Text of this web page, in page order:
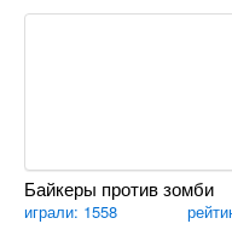
Байкеры против зомби
играли: 1558